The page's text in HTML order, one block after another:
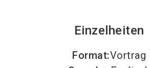
Einzelheiten
Format:Vortrag